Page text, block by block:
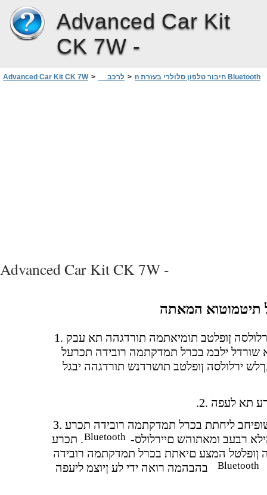
Advanced Car Kit
CK 7W -
Advanced Car Kit CK 7W > לרכב > n חיבור טלפון סלולרי בעזרת Bluetooth
Advanced Car Kit CK 7W -
תיטמוטוא המאתה
ןופלטב תומיאתמה תורדגהה תא עבק .1
שורדל ילבמ בכרל תמדקתמה רובידה תכרעל
ירלולסה ןופלטב תושרדנש תורדגהה יבגל
תא לעפה .2
תכרע .Bluetooth
רבעב ומאתוהש םיירלולס
ןופלטל המצע םיאתת בכרל תמדקתמה רובידה
בהבהמה רואה ידי לע ןיוצמ ליעפה
Bluetooth